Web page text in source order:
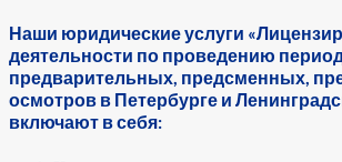
Наши юридические услуги
деятельности по проведению
предварительных, предсменных,
осмотров в Петербурге и
включают в себя: